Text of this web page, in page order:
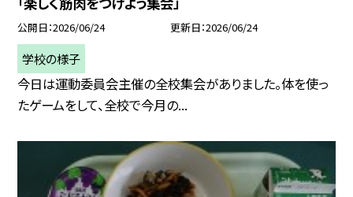
公開日 2026/06/24 更新日 2026/06/24
学校の様子
今日は運動委員会主催の全校集会がありました。体を使っ
たゲームをして、全校で今月の...